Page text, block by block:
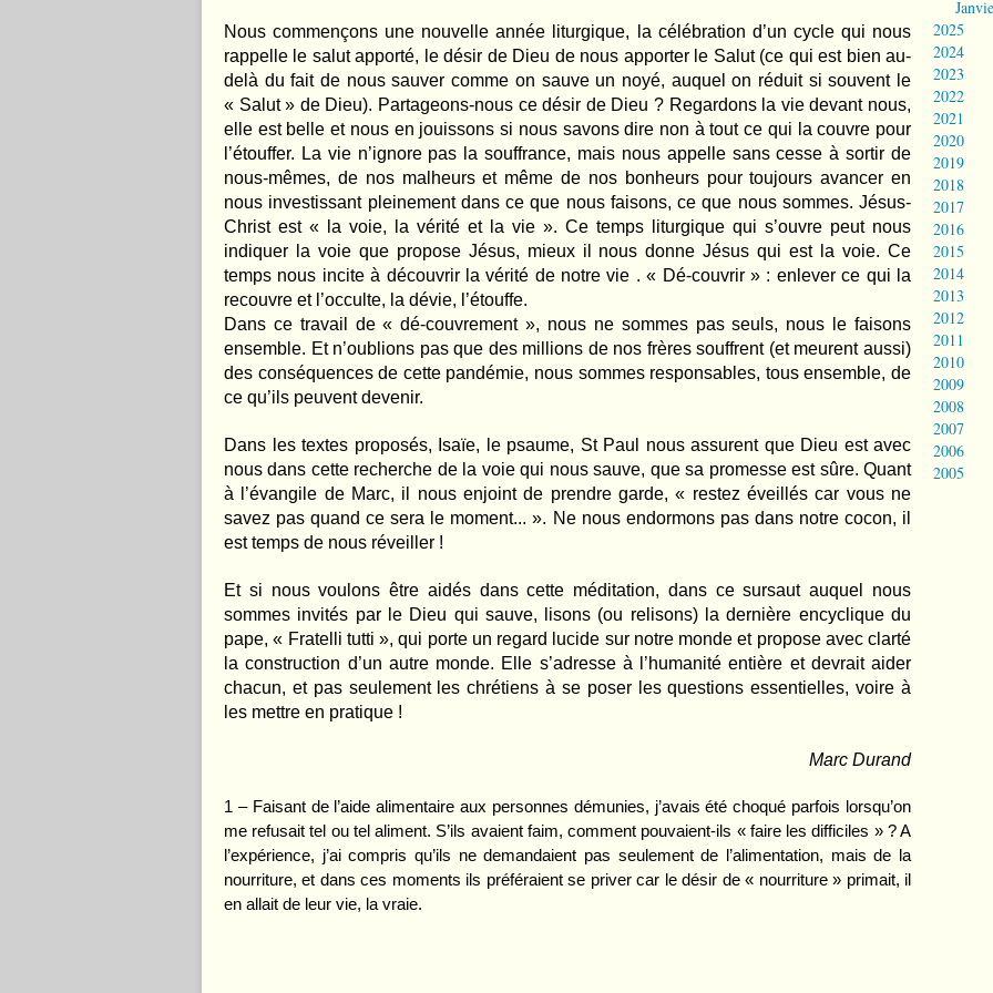
Nous commençons une nouvelle année liturgique, la célébration d’un cycle qui nous
rappelle le salut apporté, le désir de Dieu de nous apporter le Salut (ce qui est bien au-
delà du fait de nous sauver comme on sauve un noyé, auquel on réduit si souvent le
« Salut » de Dieu). Partageons-nous ce désir de Dieu ? Regardons la vie devant nous,
elle est belle et nous en jouissons si nous savons dire non à tout ce qui la couvre pour
l’étouffer. La vie n’ignore pas la souffrance, mais nous appelle sans cesse à sortir de
nous-mêmes, de nos malheurs et même de nos bonheurs pour toujours avancer en
nous investissant pleinement dans ce que nous faisons, ce que nous sommes. Jésus-
Christ est « la voie, la vérité et la vie ». Ce temps liturgique qui s’ouvre peut nous
indiquer la voie que propose Jésus, mieux il nous donne Jésus qui est la voie. Ce
temps nous incite à découvrir la vérité de notre vie . « Dé-couvrir » : enlever ce qui la
recouvre et l’occulte, la dévie, l’étouffe.
Dans ce travail de « dé-couvrement », nous ne sommes pas seuls, nous le faisons
ensemble. Et n’oublions pas que des millions de nos frères souffrent (et meurent aussi)
des conséquences de cette pandémie, nous sommes responsables, tous ensemble, de
ce qu’ils peuvent devenir.
Dans les textes proposés, Isaïe, le psaume, St Paul nous assurent que Dieu est avec
nous dans cette recherche de la voie qui nous sauve, que sa promesse est sûre. Quant
à l’évangile de Marc, il nous enjoint de prendre garde, « restez éveillés car vous ne
savez pas quand ce sera le moment... ». Ne nous endormons pas dans notre cocon, il
est temps de nous réveiller !
Et si nous voulons être aidés dans cette méditation, dans ce sursaut auquel nous
sommes invités par le Dieu qui sauve, lisons (ou relisons) la dernière encyclique du
pape, « Fratelli tutti », qui porte un regard lucide sur notre monde et propose avec clarté
la construction d’un autre monde. Elle s’adresse à l’humanité entière et devrait aider
chacun, et pas seulement les chrétiens à se poser les questions essentielles, voire à
les mettre en pratique !
Marc Durand
1 – Faisant de l’aide alimentaire aux personnes démunies, j’avais été choqué parfois lorsqu’on
me refusait tel ou tel aliment. S’ils avaient faim, comment pouvaient-ils « faire les difficiles » ? A
l’expérience, j’ai compris qu’ils ne demandaient pas seulement de l’alimentation, mais de la
nourriture, et dans ces moments ils préféraient se priver car le désir de « nourriture » primait, il
en allait de leur vie, la vraie.
2025
2024
2023
2022
2021
2020
2019
2018
2017
2016
2015
2014
2013
2012
2011
2010
2009
2008
2007
2006
2005